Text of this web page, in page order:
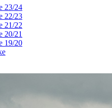
23/24
22/23
21/22
20/21
19/20